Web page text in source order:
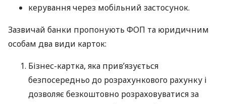
керування через мобільний застосунок.
Зазвичай банки пропонують ФОП та юридичним
особам два види карток:
Бізнес-картка, яка прив’язується
безпосередньо до розрахункового рахунку і
дозволяє безкоштовно розраховуватися за